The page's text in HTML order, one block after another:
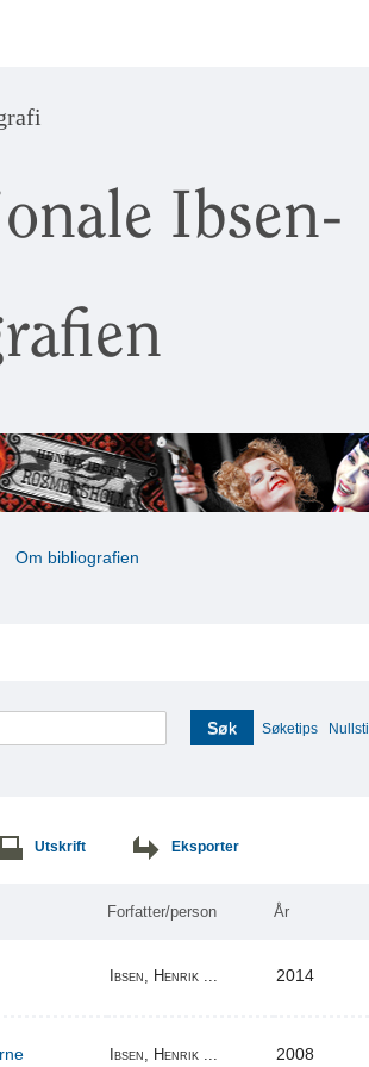
Ibsen-
Om bibliografien
Søk Søketips Nullstill
Utskrift Eksporter
Forfatter/person År
Ibsen, Henrik ... 2014
Ibsen, Henrik ... 2008